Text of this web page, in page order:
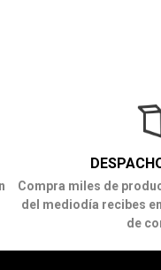
Compra miles de
del mediodía recibes
de